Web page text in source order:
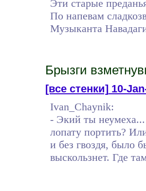
Эти старые
По напевам
Музыканта
Брызги
[все стенки]10-
Ivan_Chaynik:
- Экий ты
лопату портить?
и без гвоздя, было
выскользнет. Где